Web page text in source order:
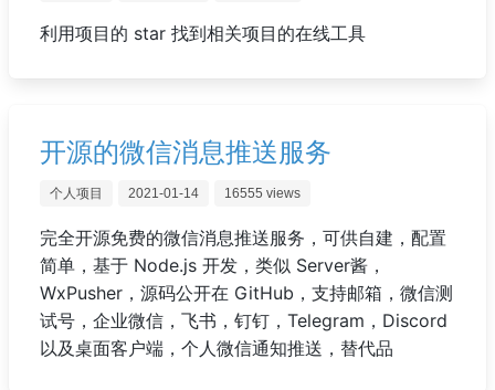
利用项目的 star 找到相关项目的在线工具
开源的微信消息推送服务
个人项目 2021-01-14 16555 views
完全开源免费的微信消息推送服务，可供自建，配置
简单，基于 Node.js 开发，类似 Server酱，
WxPusher，源码公开在 GitHub，支持邮箱，微信测
试号，企业微信，飞书，钉钉，Telegram，Discord
以及桌面客户端，个人微信通知推送，替代品